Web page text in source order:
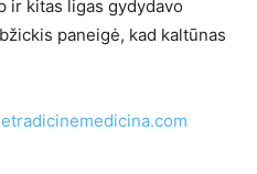
ir kitas ligas gydydavo
paneigė, kad kaltūnas